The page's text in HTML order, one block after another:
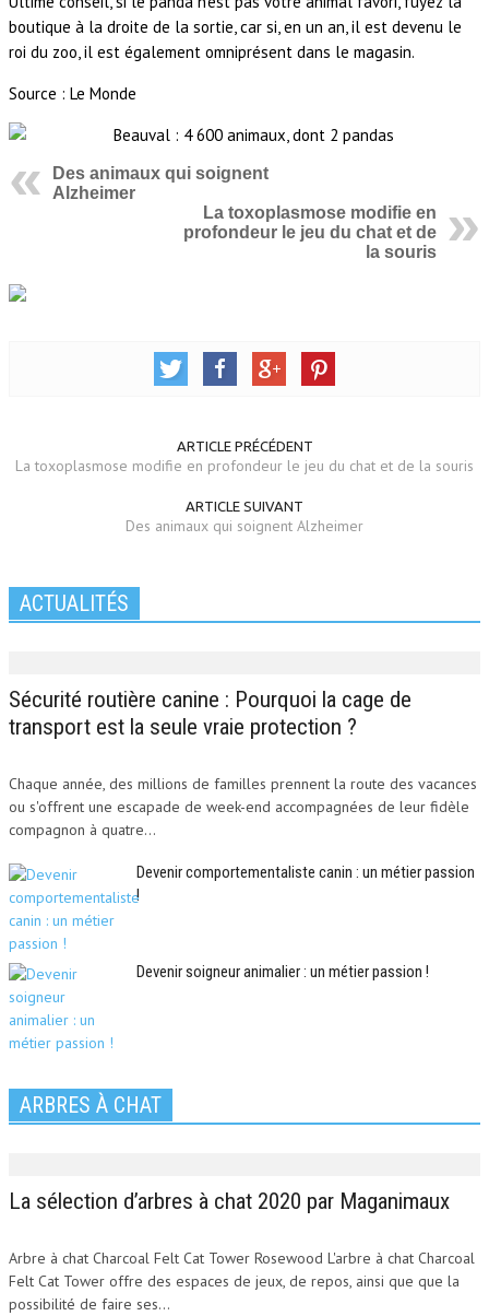
boutique à la droite de la sortie, car si, en un an, il est devenu le
roi du zoo, il est également omniprésent dans le magasin.
Source : Le Monde
Des animaux qui soignent
Alzheimer
La toxoplasmose modifie en
profondeur le jeu du chat et de
la souris
ARTICLE PRÉCÉDENT
La toxoplasmose modifie en profondeur le jeu du chat et de la souris
ARTICLE SUIVANT
Des animaux qui soignent Alzheimer
ACTUALITÉS
Sécurité routière canine : Pourquoi la cage de
transport est la seule vraie protection ?
Chaque année, des millions de familles prennent la route des vacances
ou s'offrent une escapade de week-end accompagnées de leur fidèle
compagnon à quatre...
Devenir comportementaliste canin : un métier passion
!
Devenir soigneur animalier : un métier passion !
ARBRES À CHAT
La sélection d’arbres à chat 2020 par Maganimaux
Arbre à chat Charcoal Felt Cat Tower Rosewood L'arbre à chat Charcoal
Felt Cat Tower offre des espaces de jeux, de repos, ainsi que que la
possibilité de faire ses...